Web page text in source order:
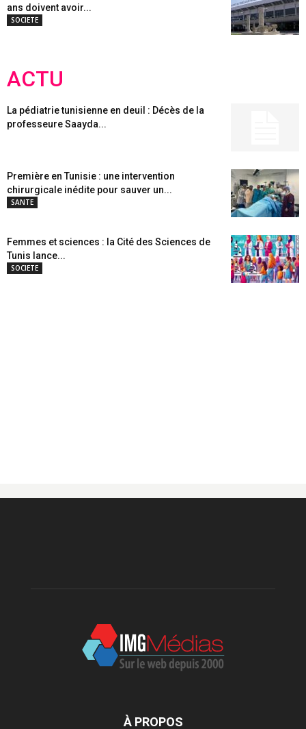
ans doivent avoir...
SOCIETE
ACTU
La pédiatrie tunisienne en deuil : Décès de la
professeure Saayda...
Première en Tunisie : une intervention
chirurgicale inédite pour sauver un...
SANTE
Femmes et sciences : la Cité des Sciences de
Tunis lance...
SOCIETE
À PROPOS